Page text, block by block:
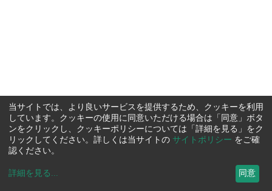
当サイトでは、より良いサービスを提供するため、クッキーを利用
しています。クッキーの使用に同意いただける場合は「同意」ボタ
ンをクリックし、クッキーポリシーについては「詳細を見る」をク
リックしてください。詳しくは当サイトの サイトポリシー をご確
認ください。
詳細を見る ... 同意